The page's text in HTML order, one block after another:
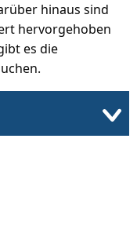
hinaus sind
hervorgehoben
es die